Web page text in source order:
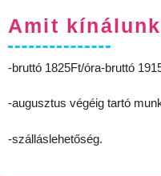
Amit
-bruttó 1825Ft/óra-bruttó
-augusztus végéig tartó
-szálláslehetőség.